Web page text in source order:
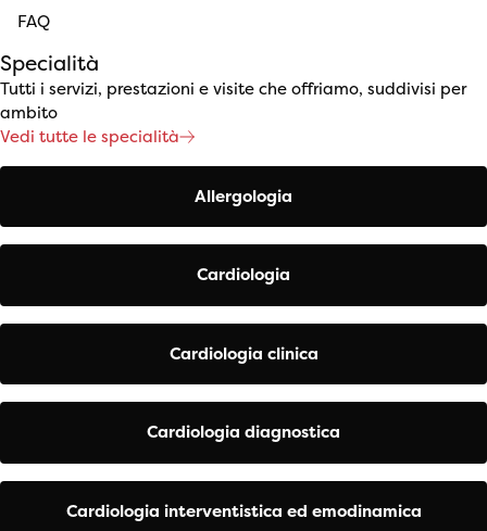
FAQ
Specialità
Tutti i servizi, prestazioni e visite che offriamo, suddivisi per
ambito
Vedi tutte le specialità
Allergologia
Cardiologia
Cardiologia clinica
Cardiologia diagnostica
Cardiologia interventistica ed emodinamica